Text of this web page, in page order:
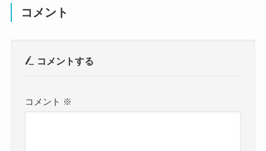
コメント
コメントする
コメント ※